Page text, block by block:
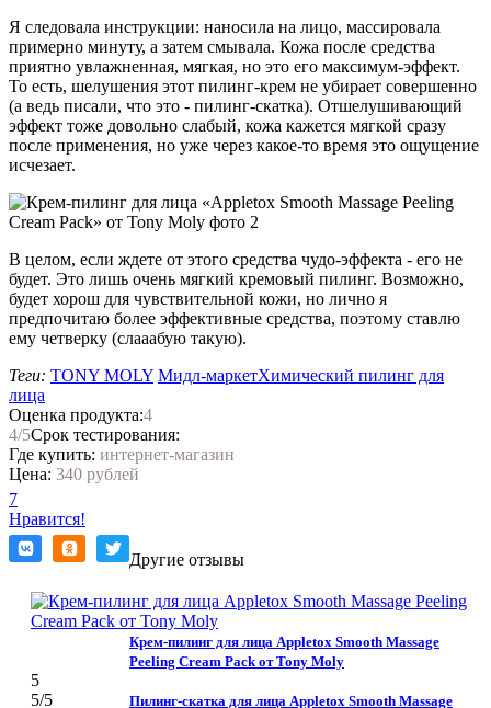
Я следовала инструкции: наносила на лицо, массировала
примерно минуту, а затем смывала. Кожа после средства
приятно увлажненная, мягкая, но это его максимум-эффект.
То есть, шелушения этот пилинг-крем не убирает совершенно
(а ведь писали, что это - пилинг-скатка). Отшелушивающий
эффект тоже довольно слабый, кожа кажется мягкой сразу
после применения, но уже через какое-то время это ощущение
исчезает.
В целом, если ждете от этого средства чудо-эффекта - его не
будет. Это лишь очень мягкий кремовый пилинг. Возможно,
будет хорош для чувствительной кожи, но лично я
предпочитаю более эффективные средства, поэтому ставлю
ему четверку (слааабую такую).
Теги: TONY MOLY Мидл-маркетХимический пилинг для
лица
Оценка продукта:4
4/5Срок тестирования:
Где купить: интернет-магазин
Цена: 340 рублей
7
Нравится!
Другие отзывы
Крем-пилинг для лица Appletox Smooth Massage
Peeling Cream Pack от Tony Moly
5
5/5 Пилинг-скатка для лица Appletox Smooth Massage